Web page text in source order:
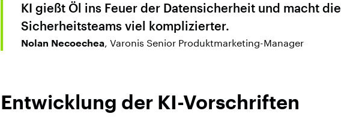
KI gießt Öl ins Feuer der Datensicherheit und macht
Sicherheitsteams viel komplizierter.
Nolan Necoechea, Varonis Senior Produktmarketing-Manager
Entwicklung der KI-Vorschriften